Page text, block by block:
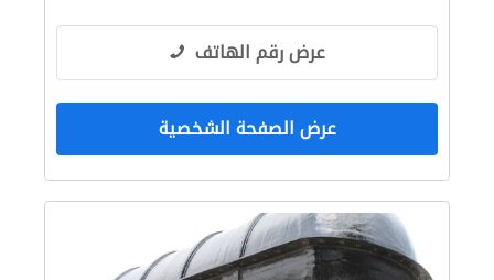
عرض رقم الهاتف
عرض الصفحة الشخصية